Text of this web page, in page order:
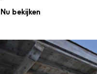
skigebieden Domaine de
Beide skigebieden zijn
de bossen en weilanden.
fantastisch uitzicht over de
omliggende bergen.
Nu bekijken